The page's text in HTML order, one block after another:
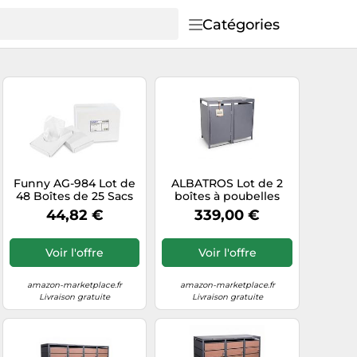
Catégories
Funny AG-984 Lot de
48 Boîtes de 25 Sacs
Hygiéniques Blanc
44,82 €
Voir l'offre
amazon-marketplace.fr
Livraison gratuite
ALBATROS Lot de 2
boîtes à poubelles
murales - 120 l à 240 l -
Pour deux bacs - En
RAL7016 anthracite -
Dos ouvert - Meilleure
aux intempéries -
Pieds réglables
339,00 €
Voir l'offre
amazon-marketplace.fr
Livraison gratuite